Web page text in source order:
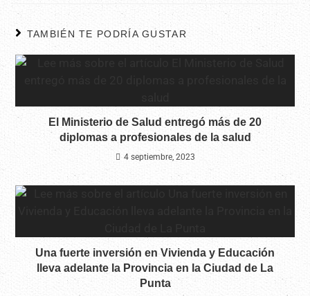
TAMBIÉN TE PODRÍA GUSTAR
El Ministerio de Salud entregó más de 20
diplomas a profesionales de la salud
4 septiembre, 2023
Una fuerte inversión en Vivienda y Educación
lleva adelante la Provincia en la Ciudad de La
Punta